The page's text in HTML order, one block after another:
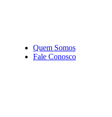
Quem Somos
Fale Conosco